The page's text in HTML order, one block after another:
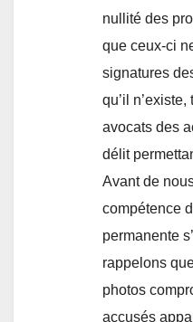
nullité des
que ceux-ci
signatures
qu’il
avocats des
délit
Avant de
compétence
permanente
rappelons
photos
accusés